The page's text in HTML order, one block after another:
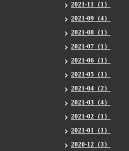
2021-11（1）
2021-09（4）
2021-08（1）
2021-07（1）
2021-06（1）
2021-05（1）
2021-04（2）
2021-03（4）
2021-02（1）
2021-01（1）
2020-12（3）